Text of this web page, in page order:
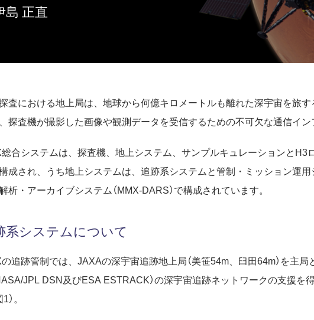
正直
査における地上局は、地球から何億キロメートルも離れた深宇宙を旅
探査機が撮影した画像や観測データを受信するための不可欠な通信イン
合システムは、探査機、地上システム、サンプルキュレーションとH3
成され、うち地上システムは、追跡系システムと管制・ミッション運
析・アーカイブシステム（MMX-DARS）で構成されています。
系システムについて
追跡管制では、JAXAの深宇宙追跡地上局（美笹54m、臼田64m）を主
JPL DSN及びESA ESTRACK）の深宇宙追跡ネットワークの支援を
）。